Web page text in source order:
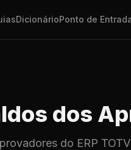
DicionárioPonto de
dos
do ERP